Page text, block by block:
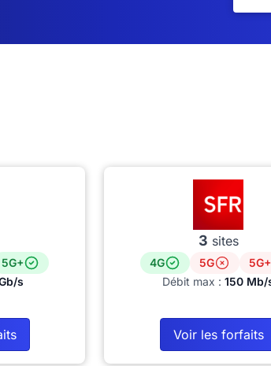
5G+
s
3 sites
4G 5G
5G+
Débit max : 150 Mb/
Voir les forfaits